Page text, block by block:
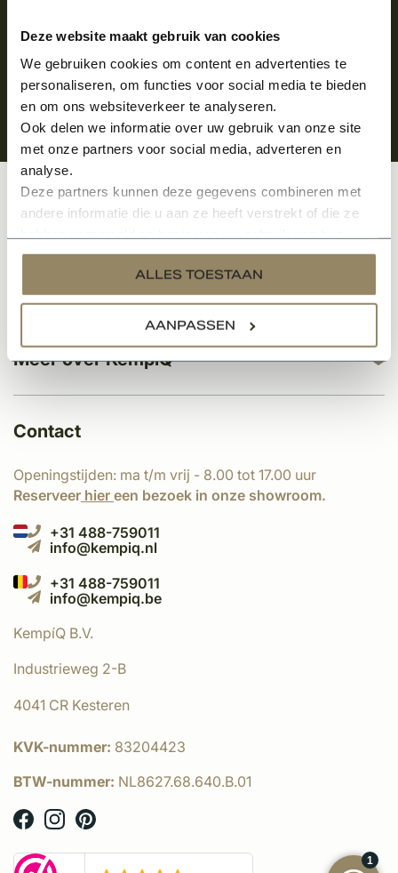
Deze website maakt gebruik van cookies
We gebruiken cookies om content en advertenties te
personaliseren, om functies voor social media te bieden
en om ons websiteverkeer te analyseren.
Ook delen we informatie over uw gebruik van onze site
met onze partners voor social media, adverteren en
analyse.
Deze partners kunnen deze gegevens combineren met
andere informatie die u aan ze heeft verstrekt of die ze
services.
ALLES TOESTAAN
AANPASSEN
Meer over KempíQ
Klantenservice
Contact
Openingstijden: ma t/m vrij - 8.00 tot 17.00 uur
Reserveer hier een bezoek in onze showroom.
+31 488-759011
info@kempiq.nl
+31 488-759011
info@kempiq.be
KempíQ B.V.
Industrieweg 2-B
4041 CR Kesteren
KVK-nummer: 83204423
BTW-nummer: NL8627.68.640.B.01